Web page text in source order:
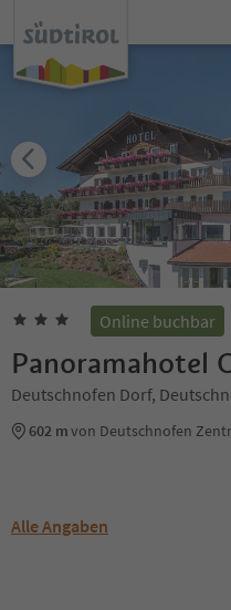
Online buchbar
Panoramahotel
Deutschnofen Dorf,
602 mvon Deutschnofen
Alle Angaben